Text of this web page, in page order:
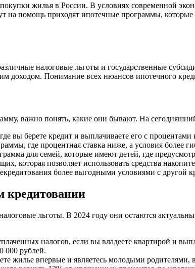
жилья в России. В условиях современной
на помощь приходят ипотечные программы,
налоговые льготы и государственные
доходом. Понимание всех нюансов ипотечного
важно понять, какие они бывают. На сегодняшний
вы берете кредит и выплачиваете его с процентами
где процентная ставка ниже, а условия более
для семей, которые имеют детей, где
которая позволяет использовать средства
более выгодными условиями с другой
кредитовании
льготы. В 2024 году они остаются
налогов, если вы владеете квартирой и
000 рублей.
жилье впервые и являетесь молодыми